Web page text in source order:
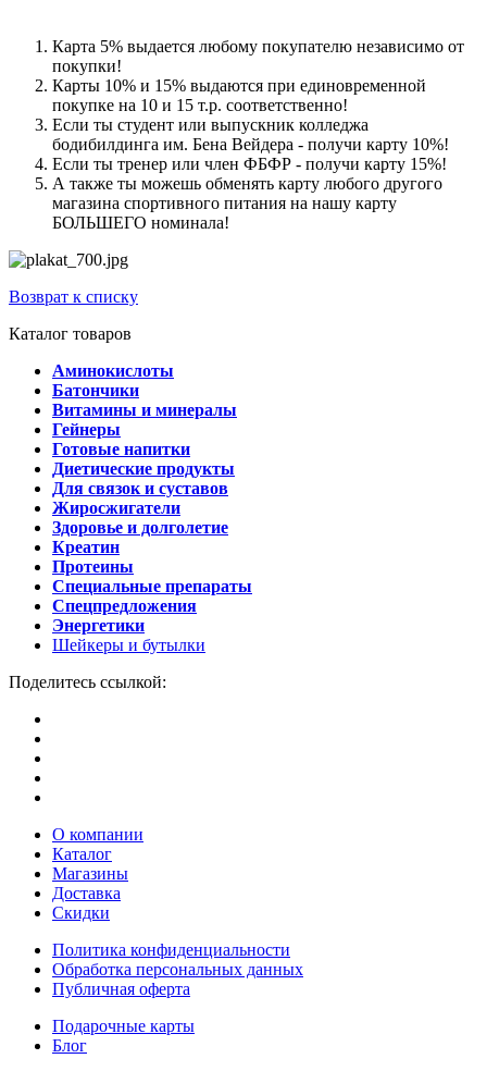
Карта 5% выдается любому покупателю независимо от
покупки!
Карты 10% и 15% выдаются при единовременной
покупке на 10 и 15 т.р. соответственно!
Если ты студент или выпускник колледжа
бодибилдинга им. Бена Вейдера - получи карту 10%!
Если ты тренер или член ФБФР - получи карту 15%!
А также ты можешь обменять карту любого другого
магазина спортивного питания на нашу карту
БОЛЬШЕГО номинала!
Возврат к списку
Каталог товаров
Аминокислоты
Батончики
Витамины и минералы
Гейнеры
Готовые напитки
Диетические продукты
Для связок и суставов
Жиросжигатели
Здоровье и долголетие
Креатин
Протеины
Специальные препараты
Спецпредложения
Энергетики
Шейкеры и бутылки
Поделитесь ссылкой:
О компании
Каталог
Магазины
Доставка
Скидки
Политика конфиденциальности
Обработка персональных данных
Публичная оферта
Подарочные карты
Блог